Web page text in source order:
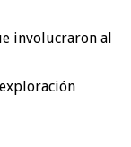
involucraron al